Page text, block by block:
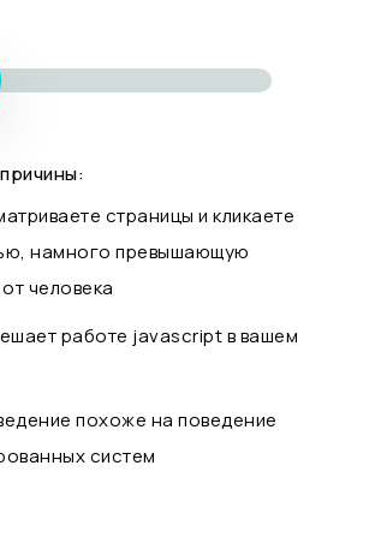
страницы и кликаете
намного превышающую
человека
работе javascript в вашем
похоже на поведение
систем